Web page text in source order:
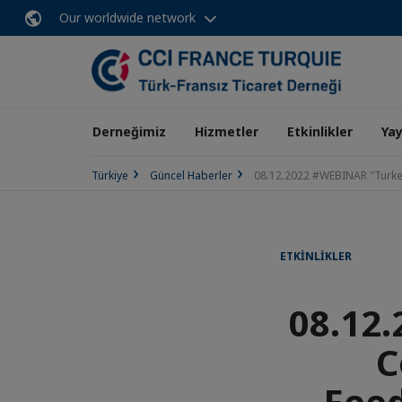
Our worldwide network
Derneğimiz Hizmetler Etkinlikler
Türkiye Güncel Haberler 08.12.2022 #WEBINAR
ETKINLIKLER